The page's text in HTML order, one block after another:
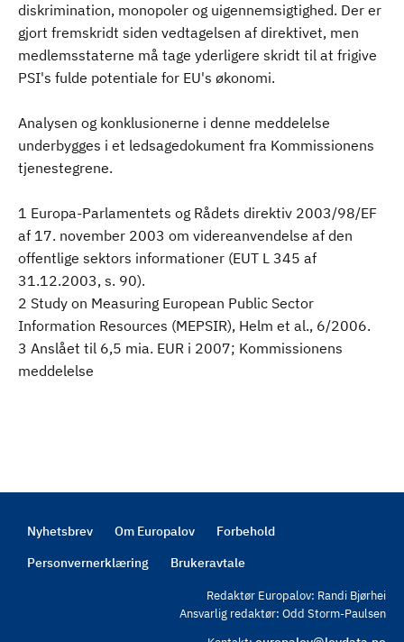
diskrimination, monopoler og uigennemsigtighed. Der er
gjort fremskridt siden vedtagelsen af direktivet, men
medlemsstaterne må tage yderligere skridt til at frigive
PSI's fulde potentiale for EU's økonomi.
Analysen og konklusionerne i denne meddelelse
underbygges i et ledsagedokument fra Kommissionens
tjenestegrene.
1 Europa-Parlamentets og Rådets direktiv 2003/98/EF
af 17. november 2003 om videreanvendelse af den
offentlige sektors informationer (EUT L 345 af
31.12.2003, s. 90).
2 Study on Measuring European Public Sector
Information Resources (MEPSIR), Helm et al., 6/2006.
3 Anslået til 6,5 mia. EUR i 2007; Kommissionens
meddelelse
Footer
Nyhetsbrev Om Europalov
Forbehold
Personvernerklæring
Brukeravtale
Redaktør Europalov: Randi Bjørhei
Ansvarlig redaktør: Odd Storm-Paulsen